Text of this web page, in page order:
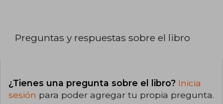
Preguntas y respuestas sobre el libro
¿Tienes una pregunta sobre el libro? Inicia
sesión para poder agregar tu propia pregunta.